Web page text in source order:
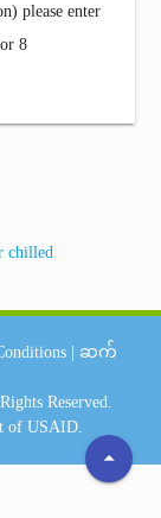
please enter
8
chilled
arrow_drop_up
ဆက်
Reserved.
of USAID.